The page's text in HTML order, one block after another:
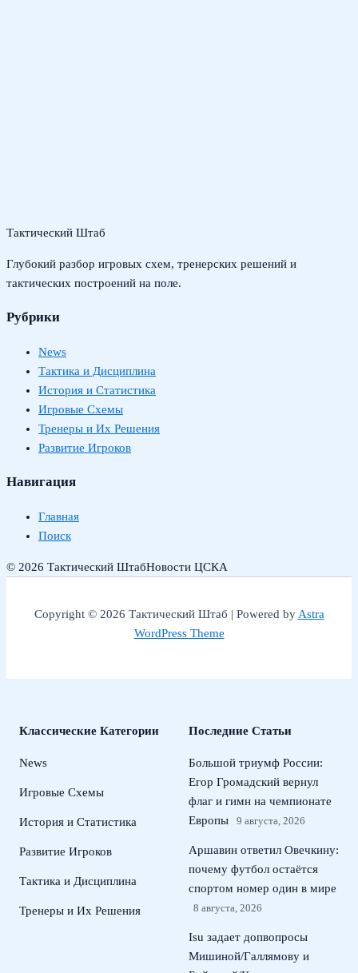
Тактический Штаб
Глубокий разбор игровых схем, тренерских решений и
тактических построений на поле.
Рубрики
News
Тактика и Дисциплина
История и Статистика
Игровые Схемы
Тренеры и Их Решения
Развитие Игроков
Навигация
Главная
Поиск
© 2026 Тактический ШтабНовости ЦСКА
Copyright © 2026 Тактический Штаб | Powered byAstra
WordPress Theme
Классические Категории
News
Игровые Схемы
История и Статистика
Развитие Игроков
Тактика и Дисциплина
Тренеры и Их Решения
Последние Статьи
Большой триумф России:
Егор Громадский вернул
флаг и гимн на чемпионате
Европы
9 августа, 2026
Аршавин ответил Овечкину:
почему футбол остаётся
спортом номер один в мире
8 августа, 2026
Isu задает допвопросы
Мишиной/Галлямову и